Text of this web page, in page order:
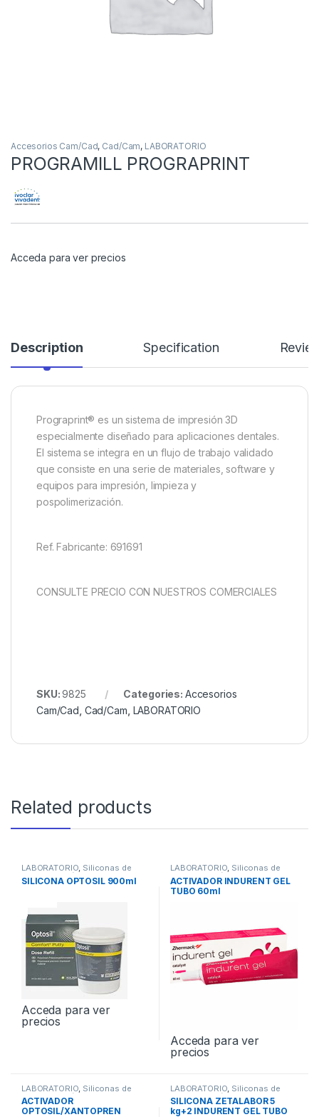
Accesorios Cam/Cad, Cad/Cam, LABORATORIO
PROGRAMILL PROGRAPRINT
Acceda para ver precios
Description Specification
Prograprint® es un sistema de impresión 3D
especialmente diseñado para aplicaciones dentales.
El sistema se integra en un flujo de trabajo validado
que consiste en una serie de materiales, software y
equipos para impresión, limpieza y
pospolimerización.
Ref. Fabricante: 691691
CONSULTE PRECIO CON NUESTROS COMERCIALES
SKU:9825 Categories: Accesorios
Cam/Cad Cad/Cam LABORATORIO
Related products
LABORATORIO, Siliconas de
Condensación de Laboratorio
SILICONA OPTOSIL 900ml
Acceda para ver
precios
LABORATORIO, Siliconas de
Condensación de Laboratorio
ACTIVADOR INDURENT GEL
TUBO 60ml
Acceda para ver
precios
LABORATORIO Siliconas de
Condensación de Laboratorio
ACTIVADOR
OPTOSIL/XANTOPREN
LABORATORIO Siliconas de
Condensación de Laboratorio
SILICONA ZETALABOR 5
kg+2 INDURENT GEL TUBO